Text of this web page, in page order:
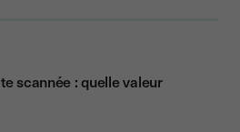
scannée : quelle valeur